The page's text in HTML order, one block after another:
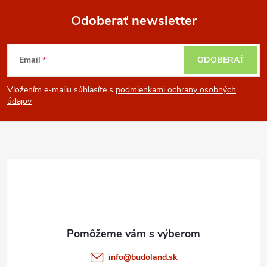
v
v
ý
p
Z
á
p
Odoberať newsletter
Email
Vložením e-mailu súhlasíte s podmienkami ochrany osobných
údajov
ODOBERAŤ
info@budoland.sk